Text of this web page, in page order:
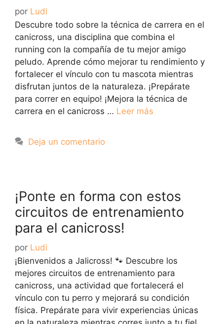
por Ludi
Descubre todo sobre la técnica de carrera en el
canicross, una disciplina que combina el
running con la compañía de tu mejor amigo
peludo. Aprende cómo mejorar tu rendimiento y
fortalecer el vínculo con tu mascota mientras
disfrutan juntos de la naturaleza. ¡Prepárate
para correr en equipo! ¡Mejora la técnica de
carrera en el canicross … Leer más
Deja un comentario
¡Ponte en forma con estos
circuitos de entrenamiento
para el canicross!
por Ludi
¡Bienvenidos a Jalicross! 🐾 Descubre los
mejores circuitos de entrenamiento para
canicross, una actividad que fortalecerá el
vínculo con tu perro y mejorará su condición
física. Prepárate para vivir experiencias únicas